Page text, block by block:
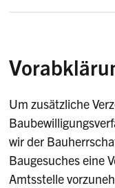
Um zusätzliche
wir der
Baugesuches eine
Amtsstelle